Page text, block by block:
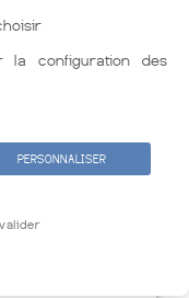
la configuration des
PERSONNALISER